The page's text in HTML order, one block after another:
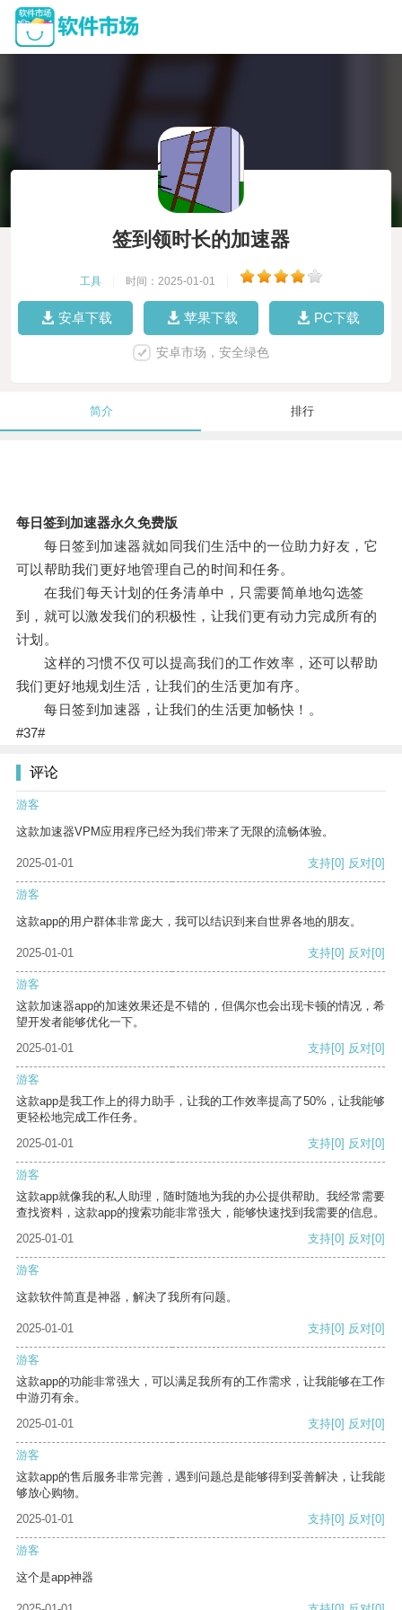
签到领时长的加速器
工具 时间：2025-01-01
安卓下载 苹果下载 PC下载
安卓市场，安全绿色
简介 排行
每日签到加速器永久免费版
每日签到加速器就如同我们生活中的一位助力好友，它
可以帮助我们更好地管理自己的时间和任务。
在我们每天计划的任务清单中，只需要简单地勾选签
到，就可以激发我们的积极性，让我们更有动力完成所有的
计划。
这样的习惯不仅可以提高我们的工作效率，还可以帮助
我们更好地规划生活，让我们的生活更加有序。
每日签到加速器，让我们的生活更加畅快！。
#37#
评论
游客
这款加速器VPM应用程序已经为我们带来了无限的流畅体验。
2025-01-01 支持[0] 反对[0]
游客
这款app的用户群体非常庞大，我可以结识到来自世界各地的朋友。
2025-01-01 支持[0] 反对[0]
游客
这款加速器app的加速效果还是不错的，但偶尔也会出现卡顿的情况，希
望开发者能够优化一下。
2025-01-01
支持[0] 反对[0]
游客
这款app是我工作上的得力助手，让我的工作效率提高了50%，让我能够
更轻松地完成工作任务。
2025-01-01
支持[0] 反对[0]
游客
这款app就像我的私人助理，随时随地为我的办公提供帮助。我经常需要
查找资料，这款app的搜索功能非常强大，能够快速找到我需要的信息。
2025-01-01
支持[0] 反对[0]
游客
这款软件简直是神器，解决了我所有问题。
2025-01-01 支持[0] 反对[0]
游客
这款app的功能非常强大，可以满足我所有的工作需求，让我能够在工作
中游刃有余。
2025-01-01
支持[0] 反对[0]
游客
这款app的售后服务非常完善，遇到问题总是能够得到妥善解决，让我能
够放心购物。
2025-01-01
支持[0] 反对[0]
游客
这个是app神器